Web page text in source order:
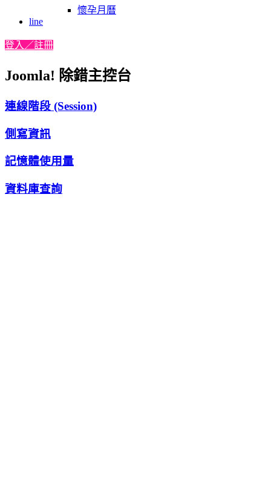
懷孕月曆
line
登入／註冊
Joomla! 除錯主控台
連線階段 (Session)
側寫資訊
記憶體使用量
資料庫查詢